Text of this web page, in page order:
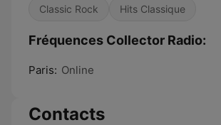
Classic Rock Hits Classique
Fréquences Collector Radio:
Paris: Online
Contacts